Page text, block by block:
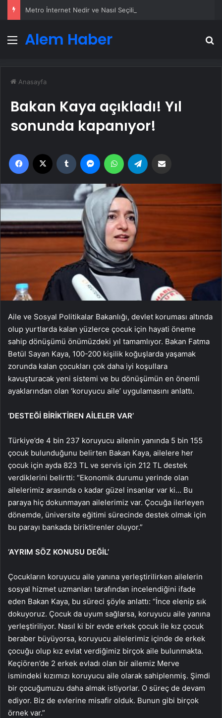
Metro İnternet Nedir ve Nasıl Seçilir
MenüAlem Haber
Anasayfa
Bakan Kaya açıkladı! Yıl
sonunda kapanıyor!
Facebook Tumblr MessengerWhatsApp
Aile ve Sosyal Politikalar Bakanlığı, devlet koruması altında
olup yurtlarda kalan yüzlerce çocuk için hayati öneme
sahip dönüşümü önümüzdeki yıl tamamlıyor. Bakan Fatma
Betül Sayan Kaya, 100-200 kişilik koğuşlarda yaşamak
zorunda kalan çocukları çok daha iyi koşullara
kavuşturacak yeni sistemi ve bu dönüşümün en önemli
ayaklarından olan ‘koruyucu aile’ uygulamasını anlattı.
‘DESTEĞİ BİRİKTİREN AİLELER VAR’
Türkiye’de 4 bin 237 koruyucu ailenin yanında 5 bin 155
çocuk bulunduğunu belirten Bakan Kaya, ailelere her
çocuk için ayda 823 TL ve servis için 212 TL destek
verdiklerini belirtti: “Ekonomik durumu yerinde olan
ailelerimiz arasında o kadar güzel insanlar var ki… Bu
paraya hiç dokunmayan ailelerimiz var. Çocuğa ilerleyen
dönemde, üniversite eğitimi sürecinde destek olmak için
bu parayı bankada biriktirenler oluyor.”
‘AYRIM SÖZ KONUSU DEĞİL’
Çocukların koruyucu aile yanına yerleştirilirken ailelerin
sosyal hizmet uzmanları tarafından incelendiğini ifade
eden Bakan Kaya, bu süreci şöyle anlattı: “İnce elenip sık
dokuyoruz. Çocuk da uyum sağlarsa, koruyucu aile yanına
yerleştiriliyor. Nasıl ki bir evde erkek çocuk ile kız çocuk
beraber büyüyorsa, koruyucu ailelerimiz içinde de erkek
çocuğu olup kız evlat verdiğimiz birçok aile bulunmakta.
Keçiören’de 2 erkek evladı olan bir ailemiz Merve
ismindeki kızımızı koruyucu aile olarak sahiplenmiş. Şimdi
bir çocuğumuzu daha almak istiyorlar. O süreç de devam
ediyor. Biz de evlerine misafir olduk. Bunun gibi birçok
örnek var.”